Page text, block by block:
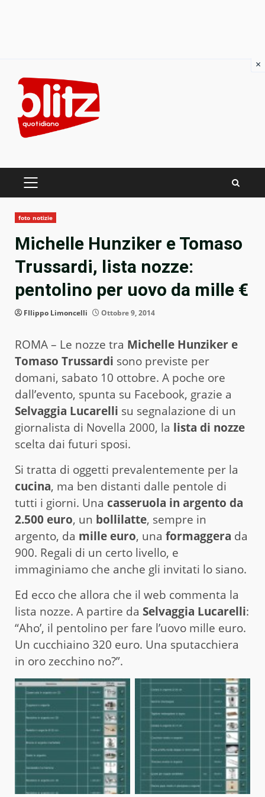
content
PRIMARY
foto notizie
Michelle Hunziker e Tomaso
Trussardi, lista nozze:
pentolino per uovo da mille €
FIlippo Limoncelli Ottobre 9, 2014
ROMA – Le nozze tra Michelle Hunziker e
Tomaso Trussardi sono previste per
domani, sabato 10 ottobre. A poche ore
dall’evento, spunta su Facebook, grazie a
Selvaggia Lucarelli su segnalazione di un
giornalista di Novella 2000, la lista di nozze
scelta dai futuri sposi.
Si tratta di oggetti prevalentemente per la
cucina, ma ben distanti dalle pentole di
tutti i giorni. Una casseruola in argento da
2.500 euro, un bollilatte, sempre in
argento, da mille euro, una formaggera da
900. Regali di un certo livello, e
immaginiamo che anche gli invitati lo siano.
Ed ecco che allora che il web commenta la
lista nozze. A partire da Selvaggia Lucarelli:
“Aho’, il pentolino per fare l’uovo mille euro.
Un cucchiaino 320 euro. Una sputacchiera
in oro zecchino no?”.
×